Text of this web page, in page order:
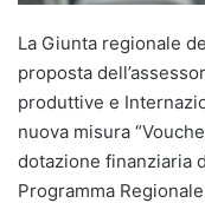
La Giunta regionale
proposta
produttive e
nuova misura
dotazione finanziaria
Programma